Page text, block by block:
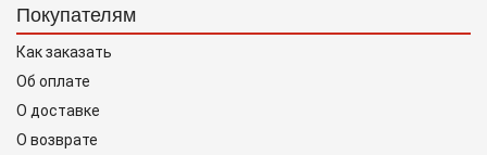
Покупателям
Как заказать
Об оплате
О доставке
О возврате